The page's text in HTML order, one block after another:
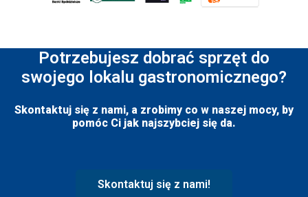
Potrzebujesz dobrać sprzęt do
swojego lokalu gastronomicznego?
Skontaktuj się z nami, a zrobimy co w naszej mocy, by
pomóc Ci jak najszybciej się da.
Skontaktuj się z nami!